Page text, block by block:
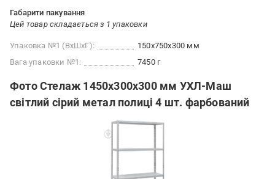
Габарити пакування
Цей товар складається з 1 упаковки
Упаковка №1 (ВхШхГ):
150x750x300 мм
Вага упаковки №1:
7450 г
Фото Стелаж 1450x300x300 мм УХЛ-Маш
світлий сірий метал полиці 4 шт. фарбований